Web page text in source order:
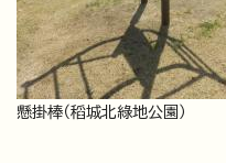
懸掛棒（稻城北綠地公園）